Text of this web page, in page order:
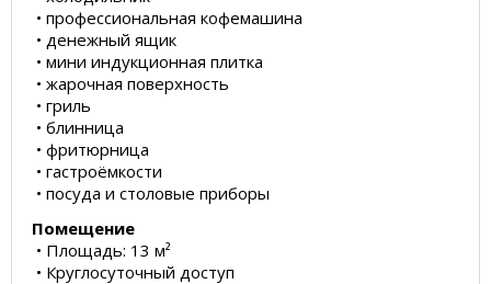
• профессиональная кофемашина
• денежный ящик
• мини индукционная плитка
• жарочная поверхность
• гриль
• блинница
• фритюрница
• гастроёмкости
• посуда и столовые приборы
Помещение
• Площадь: 13 м²
• Круглосуточный доступ